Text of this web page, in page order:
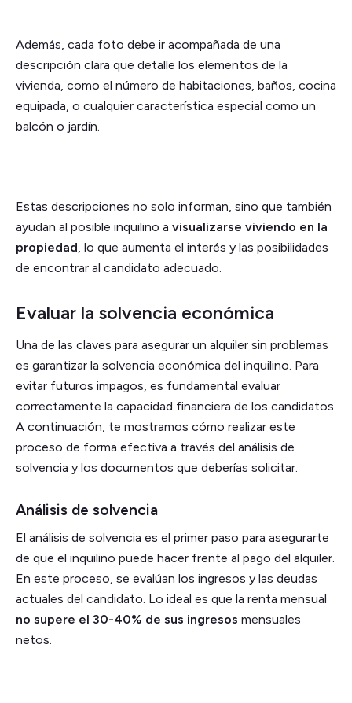
Además, cada foto debe ir acompañada de una
descripción clara que detalle los elementos de la
vivienda, como el número de habitaciones, baños, cocina
equipada, o cualquier característica especial como un
balcón o jardín.
Estas descripciones no solo informan, sino que también
ayudan al posible inquilino a visualizarse viviendo en la
propiedad, lo que aumenta el interés y las posibilidades
de encontrar al candidato adecuado.
Evaluar la solvencia económica
Una de las claves para asegurar un alquiler sin problemas
es garantizar la solvencia económica del inquilino. Para
evitar futuros impagos, es fundamental evaluar
correctamente la capacidad financiera de los candidatos.
A continuación, te mostramos cómo realizar este
proceso de forma efectiva a través del análisis de
solvencia y los documentos que deberías solicitar.
Análisis de solvencia
El análisis de solvencia es el primer paso para asegurarte
de que el inquilino puede hacer frente al pago del alquiler.
En este proceso, se evalúan los ingresos y las deudas
actuales del candidato. Lo ideal es que la renta mensual
no supere el 30-40% de sus ingresos mensuales
netos.